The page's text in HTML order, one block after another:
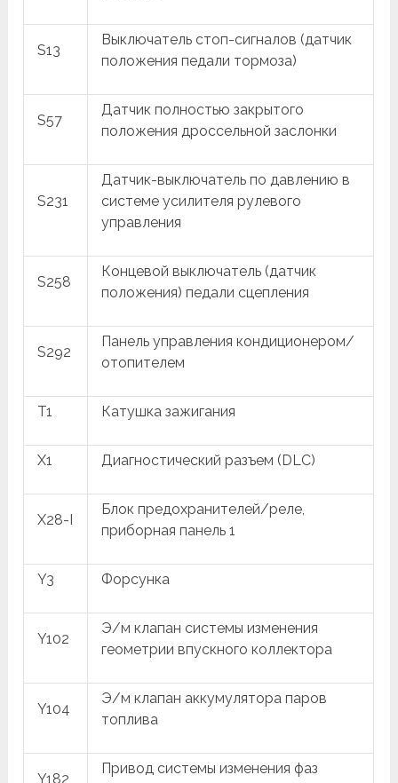
S13
Выключатель стоп-сигналов (датчик
положения педали тормоза)
S57
Датчик полностью закрытого
положения дроссельной заслонки
S231
Датчик-выключатель по давлению в
системе усилителя рулевого
управления
S258
Концевой выключатель (датчик
положения) педали сцепления
S292
Панель управления кондиционером/
отопителем
T1 Катушка зажигания
X1 Диагностический разъем (DLC)
X28-I
Блок предохранителей/реле,
приборная панель 1
Y3 Форсунка
Y102
Э/м клапан системы изменения
геометрии впускного коллектора
Y104
Э/м клапан аккумулятора паров
топлива
Y182
Привод системы изменения фаз